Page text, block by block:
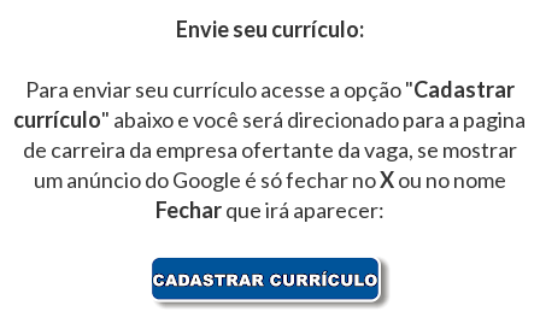
Envie seu currículo:
Para enviar seu currículo acesse a opção "Cadastrar
currículo" abaixo e você será direcionado para a pagina
de carreira da empresa ofertante da vaga, se mostrar
um anúncio do Google é só fechar noXou no nome
Fecharque irá aparecer: